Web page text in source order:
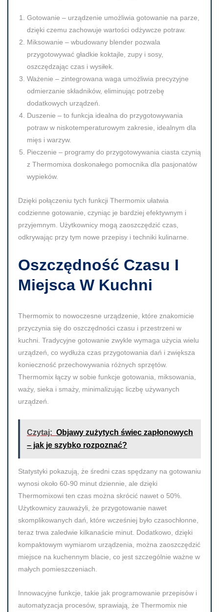
Gotowanie – urządzenie umożliwia gotowanie na parze,
dzięki czemu zachowuje wartości odżywcze potraw.
Miksowanie – wbudowany blender pozwala
przygotowywać gładkie koktajle, zupy i sosy,
oszczędzając czas i wysiłek.
Ważenie – zintegrowana waga umożliwia precyzyjne
odmierzanie składników, eliminując potrzebę
dodatkowych urządzeń.
Duszenie – to funkcja idealna do przygotowywania
potraw w niskotemperaturowym zakresie, idealnym dla
mięs i warzyw.
Pieczenie – programy do przygotowywania ciasta czynią
z Thermomixa doskonałego pomocnika dla pasjonatów
wypieków.
Dzięki połączeniu tych funkcji Thermomix ułatwia
codzienne gotowanie, czyniąc je bardziej efektywnym i
przyjemnym. Użytkownicy mogą zaoszczędzić czas,
odkrywając przy tym nowe przepisy i techniki kulinarne.
Oszczędność Czasu I
Miejsca W Kuchni
Thermomix to nowoczesne urządzenie, które znakomicie
przyczynia się do oszczędności czasu i przestrzeni w
kuchni. Tradycyjne gotowanie zwykle wymaga użycia wielu
urządzeń, co wydłuża czas przygotowania dań i zwiększa
konieczność przechowywania różnych sprzętów.
Thermomix łączy w sobie funkcje gotowania, miksowania,
waży, sieka i smaży, minimalizując liczbę używanych
urządzeń.
Czytaj: Objawy zużytych świec zapłonowych
– jak je szybko rozpoznać?
Statystyki pokazują, że średni czas spędzany na gotowaniu
wynosi około 60-90 minut dziennie, ale dzięki
Thermomixowi ten czas można skrócić nawet o 50%.
Użytkownicy zauważyli, że przygotowanie nawet
skomplikowanych dań, które wcześniej było czasochłonne,
teraz trwa zaledwie kilkanaście minut. Dodatkowo, dzięki
kompaktowym wymiarom urządzenia, można zaoszczędzić
miejsce na kuchennym blacie, co jest szczególnie ważne w
małych pomieszczeniach.
Innowacyjne funkcje, takie jak programowanie przepisów i
automatyzacja procesów, sprawiają, że Thermomix nie